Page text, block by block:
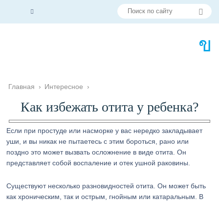
Главная › Интересное ›
Как избежать отита у ребенка?
Если при простуде или насморке у вас нередко закладывает
уши, и вы никак не пытаетесь с этим бороться, рано или
поздно это может вызвать осложнение в виде отита. Он
представляет собой воспаление и отек ушной раковины.
Существуют несколько разновидностей отита. Он может быть
как хроническим, так и острым, гнойным или катаральным. В